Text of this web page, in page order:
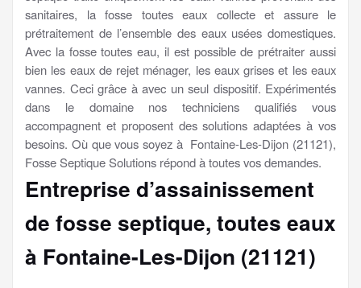
sanitaires, la fosse toutes eaux collecte et assure le
prétraitement de l’ensemble des eaux usées domestiques.
Avec la fosse toutes eau, il est possible de prétraiter aussi
bien les eaux de rejet ménager, les eaux grises et les eaux
vannes. Ceci grâce à avec un seul dispositif. Expérimentés
dans le domaine nos techniciens qualifiés vous
accompagnent et proposent des solutions adaptées à vos
besoins. Où que vous soyez à Fontaine-Les-Dijon (21121),
Fosse Septique Solutions répond à toutes vos demandes.
Entreprise d’assainissement
de fosse septique, toutes eaux
à Fontaine-Les-Dijon (21121)